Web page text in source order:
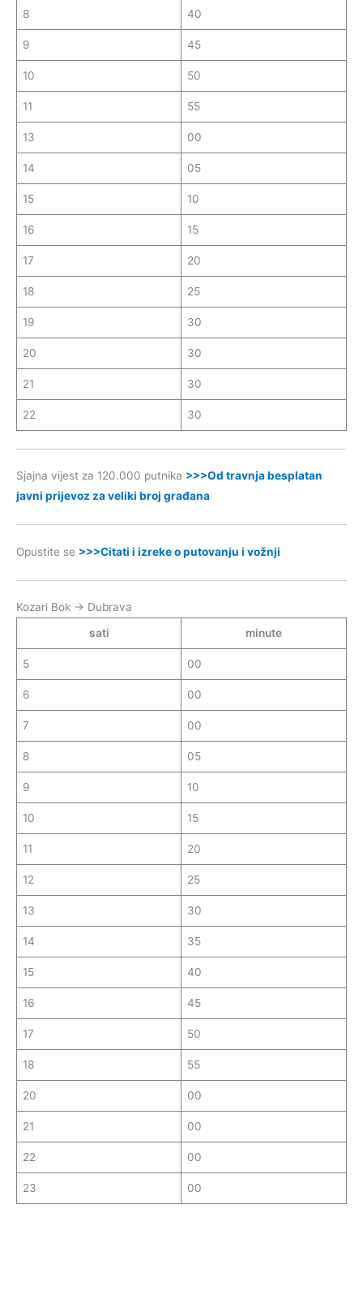
8 40
9 45
10 50
11 55
13 00
14 05
15 10
16 15
17 20
18 25
19 30
20 30
21 30
22 30
Sjajna vijest za 120.000 putnika >>>Od travnja besplatan
javni prijevoz za veliki broj građana
Opustite se >>>Citati i izreke o putovanju i vožnji
Kozari Bok → Dubrava
sati
minute
5 00
6 00
7 00
8 05
9 10
10 15
11 20
12 25
13 30
14 35
15 40
16 45
17 50
18 55
20 00
21 00
22 00
23 00